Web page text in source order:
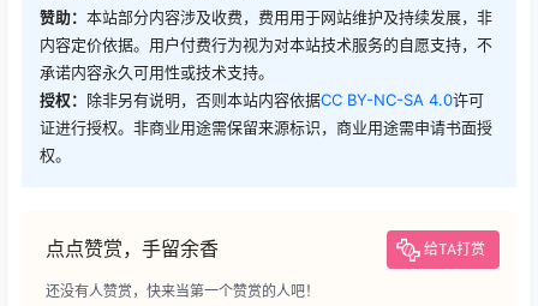
赞助： 本站部分内容涉及收费，费用用于网站维护及持续发展，非
内容定价依据。用户付费行为视为对本站技术服务的自愿支持，不
承诺内容永久可用性或技术支持。
授权： 除非另有说明，否则本站内容依据CC BY-NC-SA 4.0许可
证进行授权。非商业用途需保留来源标识，商业用途需申请书面授
权。
点点赞赏，手留余香 给TA打赏
还没有人赞赏，快来当第一个赞赏的人吧！